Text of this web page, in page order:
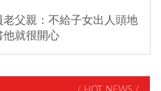
父親：不給子女出人頭地
他就很開心